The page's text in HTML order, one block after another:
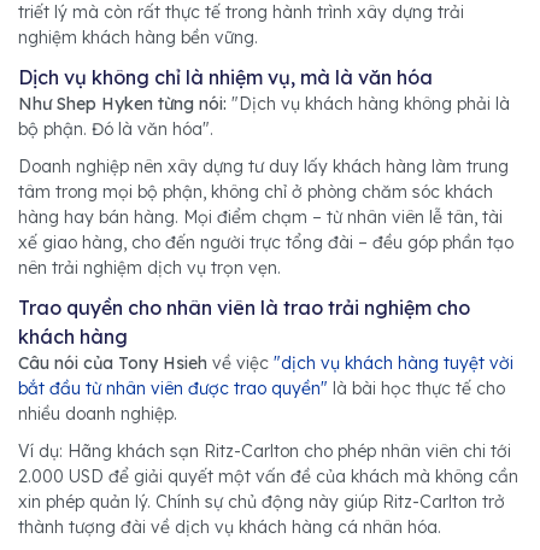
triết lý mà còn rất thực tế trong hành trình xây dựng trải
nghiệm khách hàng bền vững.
Dịch vụ không chỉ là nhiệm vụ, mà là văn hóa
Như Shep Hyken từng nói: "Dịch vụ khách hàng không phải là
bộ phận. Đó là văn hóa".
Doanh nghiệp nên xây dựng tư duy lấy khách hàng làm trung
tâm trong mọi bộ phận, không chỉ ở phòng chăm sóc khách
hàng hay bán hàng. Mọi điểm chạm – từ nhân viên lễ tân, tài
xế giao hàng, cho đến người trực tổng đài – đều góp phần tạo
nên trải nghiệm dịch vụ trọn vẹn.
Trao quyền cho nhân viên là trao trải nghiệm cho
khách hàng
Câu nói của Tony Hsieh về việc "dịch vụ khách hàng tuyệt vời
bắt đầu từ nhân viên được trao quyền" là bài học thực tế cho
nhiều doanh nghiệp.
Ví dụ: Hãng khách sạn Ritz-Carlton cho phép nhân viên chi tới
2.000 USD để giải quyết một vấn đề của khách mà không cần
xin phép quản lý. Chính sự chủ động này giúp Ritz-Carlton trở
thành tượng đài về dịch vụ khách hàng cá nhân hóa.